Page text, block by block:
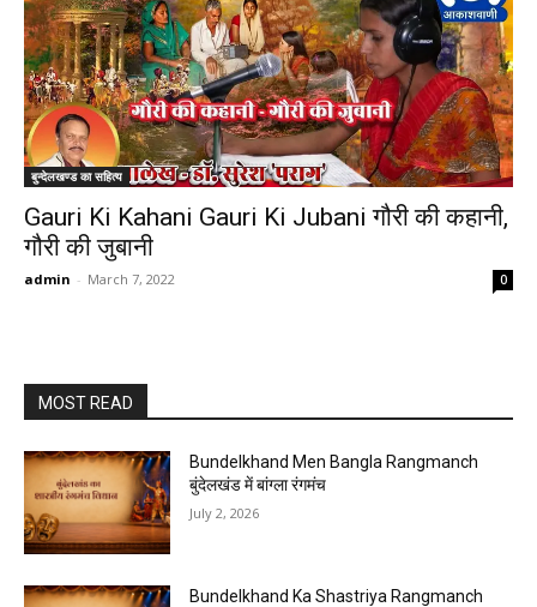
बुन्देलखण्ड का सहित्य
Gauri Ki Kahani Gauri Ki Jubani गौरी की कहानी,
गौरी की जुबानी
admin - March 7, 2022 0
MOST READ
Bundelkhand Men Bangla Rangmanch
बुंदेलखंड में बांग्ला रंगमंच
July 2, 2026
Bundelkhand Ka Shastriya Rangmanch